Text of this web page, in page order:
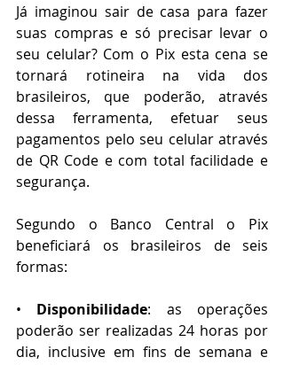
Já imaginou sair de casa para fazer
suas compras e só precisar levar o
seu celular? Com o Pix esta cena se
tornará rotineira na vida dos
brasileiros, que poderão, através
dessa ferramenta, efetuar seus
pagamentos pelo seu celular através
de QR Code e com total facilidade e
segurança.
Segundo o Banco Central o Pix
beneficiará os brasileiros de seis
formas:
• Disponibilidade: as operações
poderão ser realizadas 24 horas por
dia, inclusive em fins de semana e